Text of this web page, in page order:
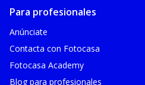
Para profesionales
Anúnciate
Contacta con Fotocasa
Fotocasa Academy
Blog para profesionales